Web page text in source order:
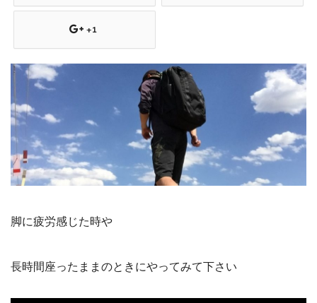
+1
脚に疲労感じた時や
長時間座ったままのときにやってみて下さい